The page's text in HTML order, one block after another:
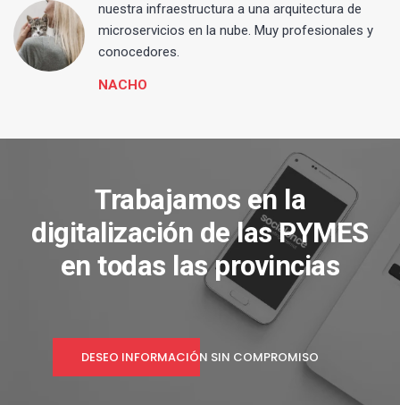
nuestra infraestructura a una arquitectura de
microservicios en la nube. Muy profesionales y
conocedores.
NACHO
Trabajamos en la
digitalización de las PYMES
en todas las provincias
DESEO INFORMACIÓN SIN COMPROMISO